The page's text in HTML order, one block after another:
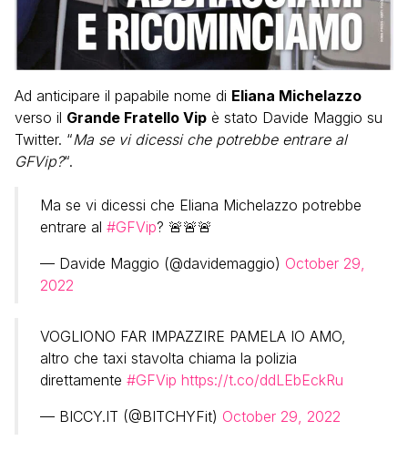
Ad anticipare il papabile nome di Eliana Michelazzo
verso il Grande Fratello Vip è stato Davide Maggio su
Twitter. “Ma se vi dicessi che potrebbe entrare al
GFVip?“.
Ma se vi dicessi che Eliana Michelazzo potrebbe
entrare al #GFVip? 🚨🚨🚨
— Davide Maggio (@davidemaggio) October 29,
2022
VOGLIONO FAR IMPAZZIRE PAMELA IO AMO,
altro che taxi stavolta chiama la polizia
direttamente #GFVip https://t.co/ddLEbEckRu
— BICCY.IT (@BITCHYFit) October 29, 2022